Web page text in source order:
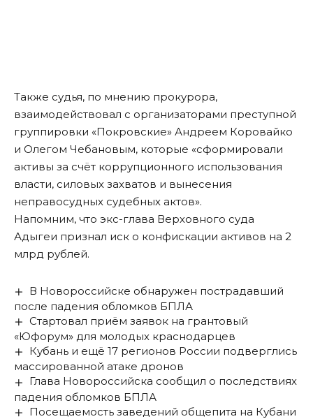
Также судья, по мнению прокурора,
взаимодействовал с организаторами преступной
группировки «Покровские» Андреем Коровайко
и Олегом Чебановым, которые «сформировали
активы за счёт коррупционного использования
власти, силовых захватов и вынесения
неправосудных судебных актов».
Напомним, что экс-глава Верховного суда
Адыгеи признал иск о конфискации активов на 2
млрд рублей.
В Новороссийске обнаружен пострадавший
после падения обломков БПЛА
Стартовал приём заявок на грантовый
«Юфорум» для молодых краснодарцев
Кубань и ещё 17 регионов России подверглись
массированной атаке дронов
Глава Новороссийска сообщил о последствиях
падения обломков БПЛА
Посещаемость заведений общепита на Кубани